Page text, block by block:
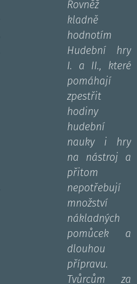
Rovněž
kladně
hodnotím
Hudební hry
I. a II., které
pomáhají
zpestřit
hodiny
hudební
nauky i hry
na nástroj a
přitom
nepotřebují
množství
nákladných
pomůcek a
dlouhou
přípravu.
Tvůrcům za